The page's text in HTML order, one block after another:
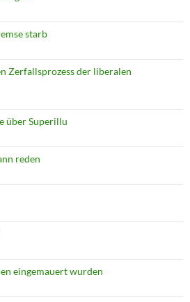
starb
Zerfallsprozess der liberalen
über Superillu
reden
eingemauert wurden